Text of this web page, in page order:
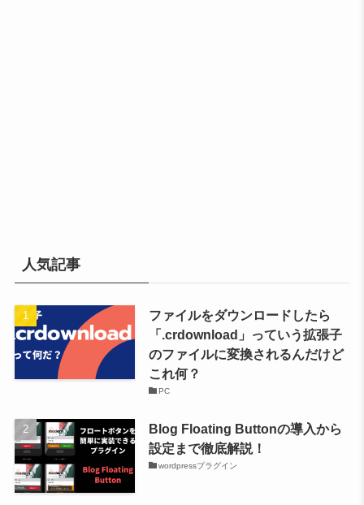
人気記事
ファイルをダウンロードしたら
「.crdownload」っていう拡張子
のファイルに変換されるんだけど
これ何？
PC
Blog Floating Buttonの導入から
設定まで徹底解説！
wordpressプラグイン